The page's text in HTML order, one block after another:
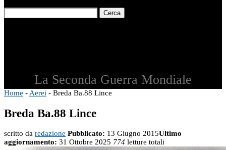
Cerca
La Seconda Guerra Mondiale
Home - Aerei - Breda Ba.88 Lince
Breda Ba.88 Lince
scritto da redazione Pubblicato: 13 Giugno 2015Ultimo
aggiornamento: 31 Ottobre 2025 774 letture totali